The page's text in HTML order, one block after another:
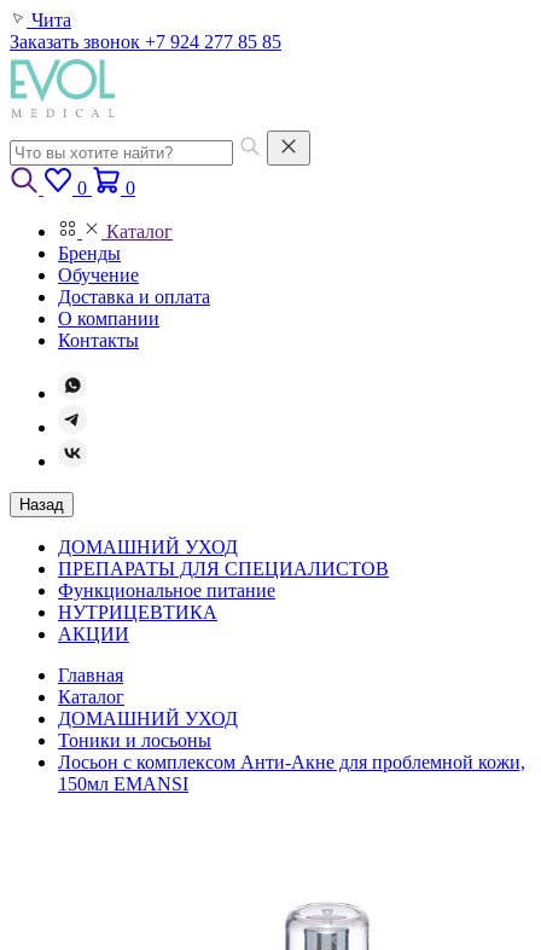
Чита
Заказать звонок +7 924 277 85 85
0 0
Каталог
Бренды
Обучение
Доставка и оплата
О компании
Контакты
Назад
ДОМАШНИЙ УХОД
ПРЕПАРАТЫ ДЛЯ СПЕЦИАЛИСТОВ
Функциональное питание
НУТРИЦЕВТИКА
АКЦИИ
Главная
Каталог
ДОМАШНИЙ УХОД
Тоники и лосьоны
Лосьон с комплексом Анти-Акне для проблемной кожи,
150мл EMANSI